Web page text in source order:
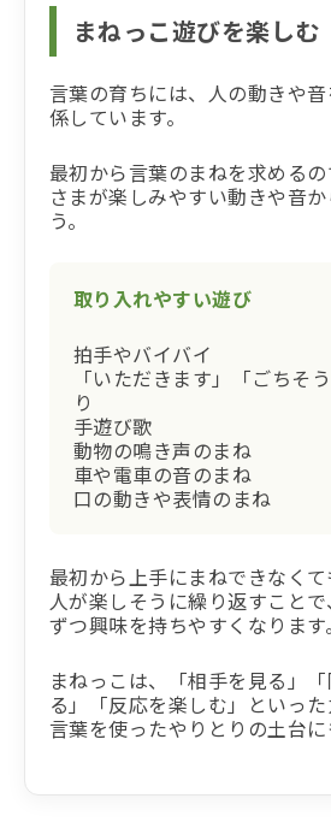
まねっこ遊びを楽しむ
言葉の育ちには、人の動きや
係しています。
最初から言葉のまねを求める
さまが楽しみやすい動きや音
う。
取り入れやすい遊び
拍手やバイバイ
「いただきます」「ごちそ
り
手遊び歌
動物の鳴き声のまね
車や電車の音のまね
口の動きや表情のまね
最初から上手にまねできなく
人が楽しそうに繰り返すこと
ずつ興味を持ちやすくなります。
まねっこは、「相手を見る」
る」「反応を楽しむ」といった
言葉を使ったやりとりの土台に